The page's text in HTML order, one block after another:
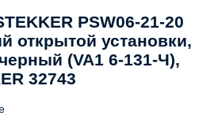
PSW06-21-20
открытой установки,
(VA1 6-131-Ч),
32743